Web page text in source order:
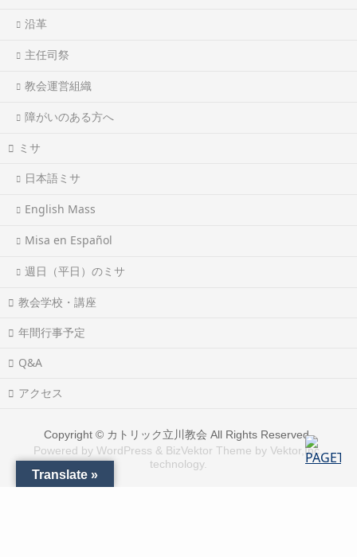
沿革
主任司祭
教会運営組織
障がいのある方へ
ミサ
日本語ミサ
English Mass
Misa en Español
週日（平日）のミサ
教会学校・講座
年間行事予定
Q&A
アクセス
Copyright © カトリック立川教会 All Rights Reserved.
Powered byWordPress & BizVektor Theme byVektor,Inc.
technology.
Translate »